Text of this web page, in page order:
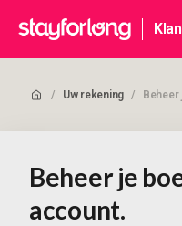
/ Uw rekening /
Beheer je
account.